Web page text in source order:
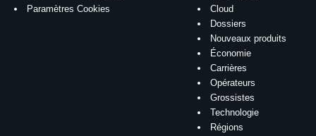
Paramètres Cookies
Cloud
Dossiers
Nouveaux produits
Économie
Carrières
Opérateurs
Grossistes
Technologie
Régions